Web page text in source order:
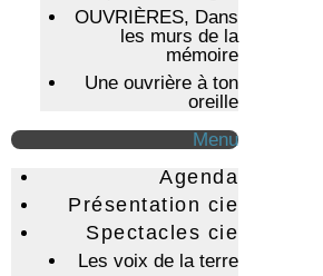
OUVRIÈRES, Dans
les murs de la
mémoire
Une ouvrière à ton
oreille
Menu
Agenda
Présentation cie
Spectacles cie
Les voix de la terre